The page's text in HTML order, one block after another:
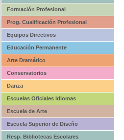
Formación Profesional
Prog. Cualificación Profesional
Equipos Directivos
Educación Permanente
Arte Dramático
Conservatorios
Danza
Escuelas Oficiales Idiomas
Escuela de Arte
Escuela Superior de Diseño
Resp. Bibliotecas Escolares